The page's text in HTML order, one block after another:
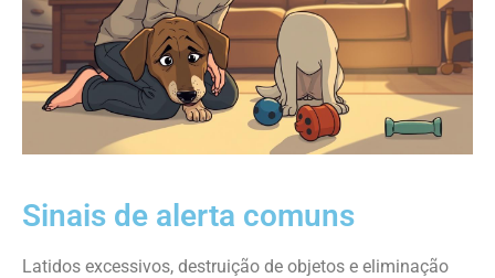
Sinais de alerta comuns
Latidos excessivos, destruição de objetos e eliminação